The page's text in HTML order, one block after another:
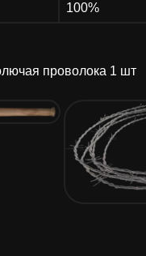
100%
проволока 1 шт